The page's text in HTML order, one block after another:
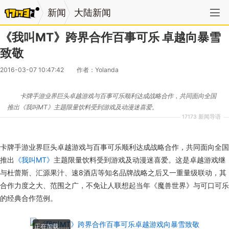
新闻 大陆新闻
《我叫MT》跨界合作百事可乐 卓越向暴雪
致敬
2016-03-07 10:47:42 作者：Yolanda
17173 新闻导语
卡牌手游业界巨头卓越游戏与百事可乐顺利达成战略合作，共同面向全国
推出《我叫MT》主题限量饮料受到游戏及动漫迷喜爱。
卡牌手游业界巨头卓越游戏与百事可乐顺利达成战略合作，共同面向全国
推出 《我叫MT》 主题限量饮料受到游戏及动漫迷喜爱。这是卓越游戏继
与杜蕾斯、汇源果汁、速8酒店等知名品牌战略之后又一重量级联动，其
合作力度之大、范围之广，不免让人联想起当年《魔兽世界》与可口可乐
的经典合作范例。
正在加载……